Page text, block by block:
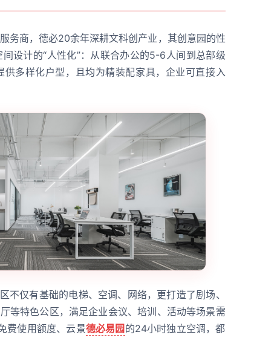
务商，德必20余年深耕文科创产业，其创意园的性
设计的“人性化”：从联合办公的5-6人间到总部级
供多样化户型，且均为精装配家具，企业可直接入
不仅有基础的电梯、空调、网络，更打造了剧场、
等特色公区，满足企业会议、培训、活动等场景需
费使用额度、云景德必易园 的24小时独立空调，都